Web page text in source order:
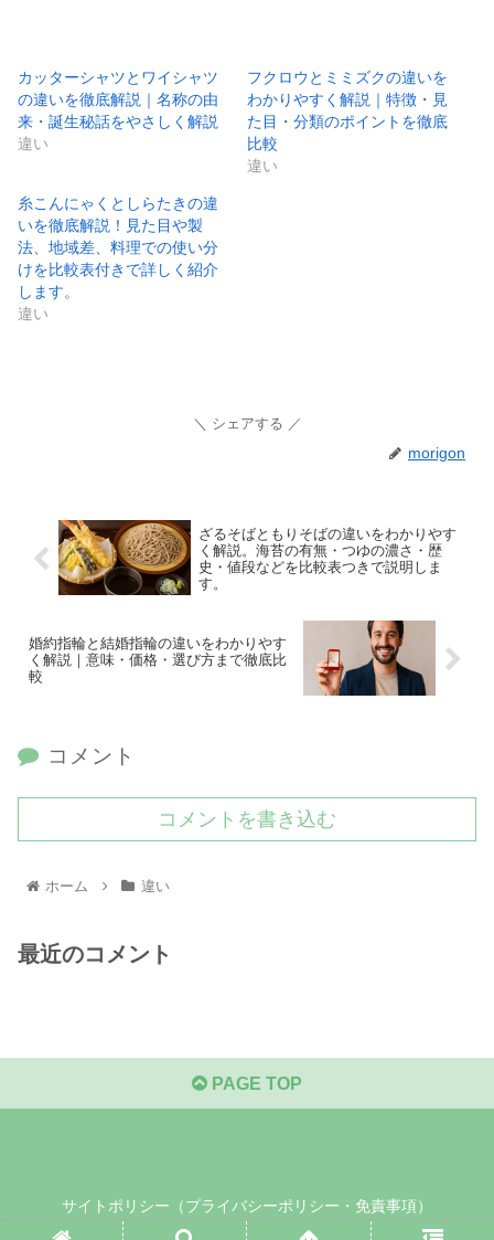
カッターシャツとワイシャツ
の違いを徹底解説｜名称の由
来・誕生秘話をやさしく解説
違い
フクロウとミミズクの違いを
わかりやすく解説｜特徴・見
た目・分類のポイントを徹底
比較
違い
糸こんにゃくとしらたきの違
いを徹底解説！見た目や製
法、地域差、料理での使い分
けを比較表付きで詳しく紹介
します。
違い
シェアする
morigon
ざるそばともりそばの違いをわかりやす
く解説。海苔の有無・つゆの濃さ・歴
史・値段などを比較表つきで説明しま
す。
婚約指輪と結婚指輪の違いをわかりやす
く解説｜意味・価格・選び方まで徹底比
較
コメント
コメントを書き込む
ホーム 違い
最近のコメント
PAGE TOP
サイトポリシー（プライバシーポリシー・免責事項）